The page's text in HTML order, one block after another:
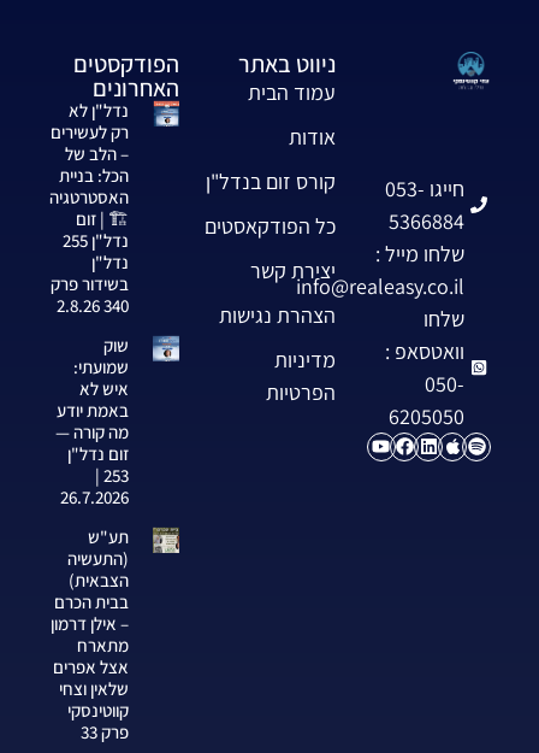
חייגו 053-
5366884
שלחו מייל :
info@realeasy.co.il
שלחו
וואטסאפ :
050-
6205050
ניווט באתר
עמוד הבית
אודות
קורס זום בנדל"ן
כל הפודקאסטים
יצירת קשר
הצהרת נגישות
מדיניות
הפרטיות
הפודקסטים
האחרונים
נדל"ן לא
רק לעשירים
– הלב של
הכל: בניית
האסטרטגיה
🏗️ | זום
נדל"ן 255
נדל"ן
בשידור פרק
340 2.8.26
שוק
שמועתי:
איש לא
באמת יודע
מה קורה —
זום נדל"ן
253 |
26.7.2026
תע"ש
(התעשיה
הצבאית)
בבית הכרם
– אילן דרמון
מתארח
אצל אפרים
שלאין וצחי
קווטינסקי
פרק 33